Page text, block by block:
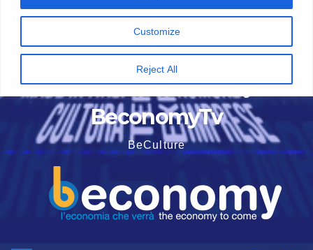
Customize
Reject All
BeconomyTv
BeCulture